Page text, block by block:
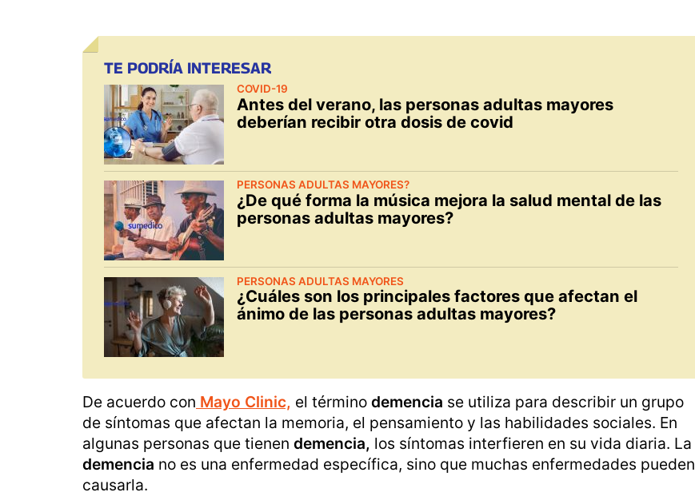
TE PODRÍA INTERESAR
COVID-19
Antes del verano, las personas adultas mayores
deberían recibir otra dosis de covid
PERSONAS ADULTAS MAYORES?
¿De qué forma la música mejora la salud mental de las
personas adultas mayores?
PERSONAS ADULTAS MAYORES
¿Cuáles son los principales factores que afectan el
ánimo de las personas adultas mayores?
De acuerdo con Mayo Clinic, el término demencia se utiliza para describir un grupo
de síntomas que afectan la memoria, el pensamiento y las habilidades sociales. En
algunas personas que tienen demencia, los síntomas interfieren en su vida diaria. La
demencia no es una enfermedad específica, sino que muchas enfermedades pueden
causarla.